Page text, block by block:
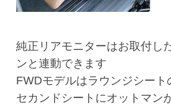
純正リアモニターはお取付し
ンと連動できます
FWDモデルはラウンジシート
セカンドシートにオットマン